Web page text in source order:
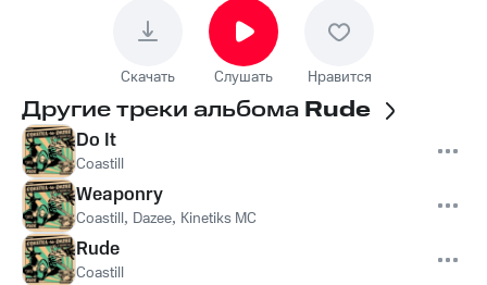
Скачать Слушать Нравится
Другие треки альбома Rude
Do It
Coastill
Weaponry
Coastill, Dazee, Kinetiks MC
Rude
Coastill